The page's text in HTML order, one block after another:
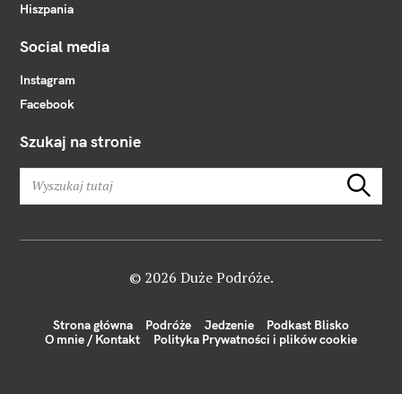
Hiszpania
Social media
Instagram
Facebook
Szukaj na stronie
Szukaj
Strona główna Podróże Jedzenie
Podkast Blisko
O mnie / Kontakt
Polityka Prywatności i plików cookie
© 2026 Duże Podróże.